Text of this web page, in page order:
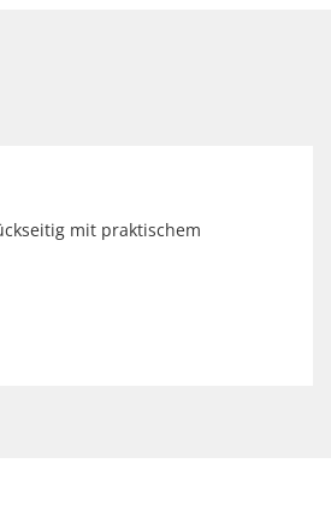
mit praktischem